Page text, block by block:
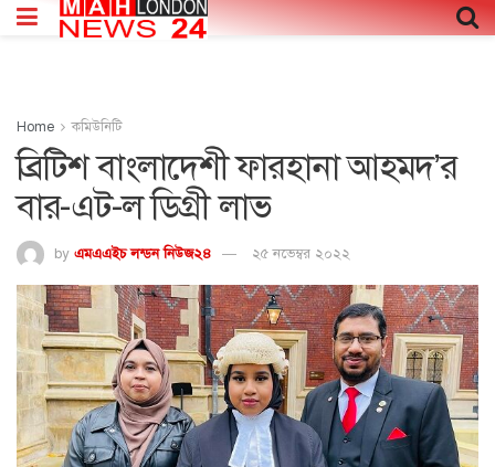
Home কমিউনিটি
ব্রিটিশ বাংলাদেশী ফারহানা আহমদ’র
বার-এট-ল ডিগ্রী লাভ
by এমএএইচ লন্ডন নিউজ২৪ ২৫ নভেম্বর ২০২২